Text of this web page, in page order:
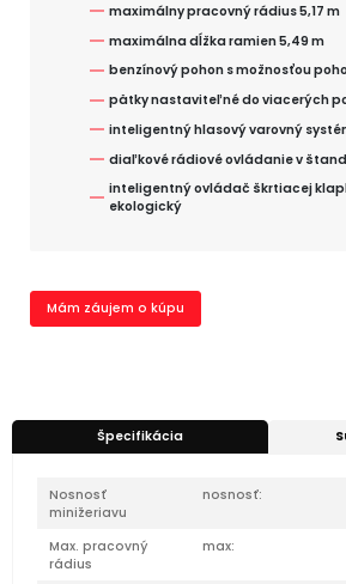
maximálny pracovný rádius 5,17 m
maximálna dĺžka ramien 5,49 m
benzínový pohon s možnosťou
pätky nastaviteľné do viacerých
inteligentný hlasový varovný
diaľkové rádiové ovládanie v
inteligentný ovládač škrtiacej
ekologický
Mám záujem o kúpu
Špecifikácia
Nosnosť
minižeriavu
nosnosť:
Max. pracovný
rádius
max: